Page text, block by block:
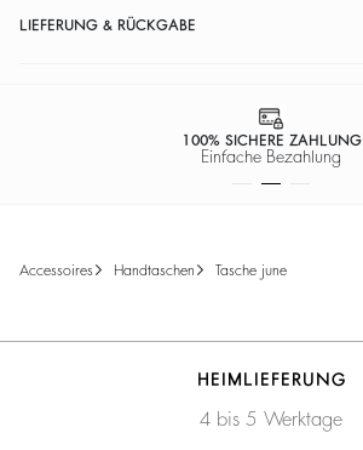
LIEFERUNG & RÜCKGABE
100% SICHERE ZAHLUNG
Einfache Bezahlung
accessoires handtaschen tasche june
HEIMLIEFERUNG
4 bis 5 Werktage